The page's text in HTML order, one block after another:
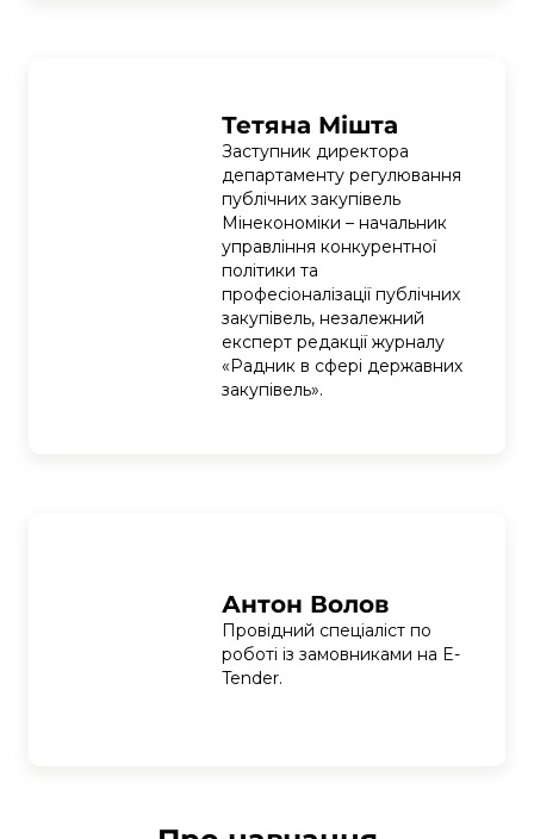
Тетяна Мішта
Заступник директора
департаменту регулювання
публічних закупівель
Мінекономіки – начальник
управління конкурентної
політики та
професіоналізації публічних
закупівель, незалежний
експерт редакції журналу
«Радник в сфері державних
закупівель».
Антон Волов
Провідний спеціаліст по
роботі із замовниками на E-
Tender.